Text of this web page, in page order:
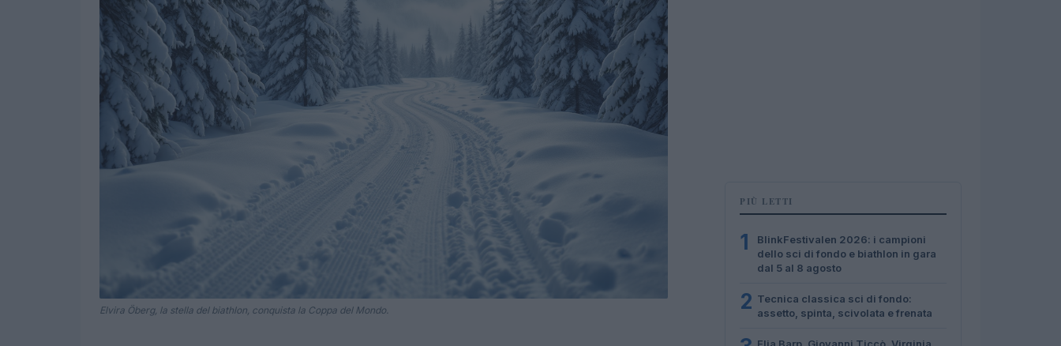
Elvira Öberg, la stella del biathlon, conquista la Coppa del Mondo.
PIÙ LETTI
1
BlinkFestivalen 2026: i campioni
dello sci di fondo e biathlon in gara
dal 5 al 8 agosto
2 Tecnica classica sci di fondo:
assetto, spinta, scivolata e frenata